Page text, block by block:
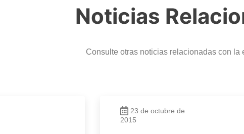
Noticias
Consulte otras noticias relacionadas con la
23 de octubre de
2015